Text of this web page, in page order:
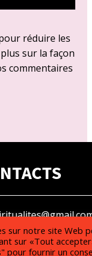
réduire les
sur la façon
commentaires
sur notre site Web
sur «Tout
pour fournir un